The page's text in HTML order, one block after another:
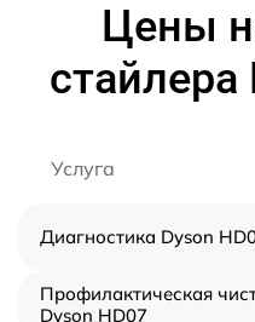
Цены
стайлера
Услуга
Диагностика Dyson
Профилактическая
Dyson HD07